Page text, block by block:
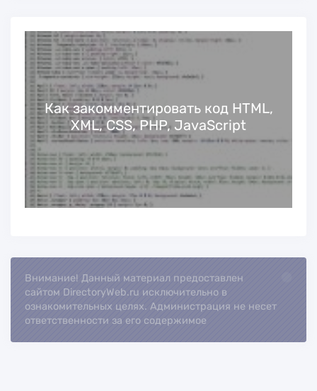
Как закомментировать код HTML,
XML, CSS, PHP, JavaScript
Внимание! Данный материал предоставлен
сайтом DirectoryWeb.ru исключительно в
ознакомительных целях. Администрация не несет
ответственности за его содержимое